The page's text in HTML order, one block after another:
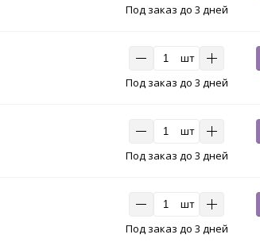
Под заказ до 3 дней
шт
Под заказ до 3 дней
шт
Под заказ до 3 дней
шт
Под заказ до 3 дней